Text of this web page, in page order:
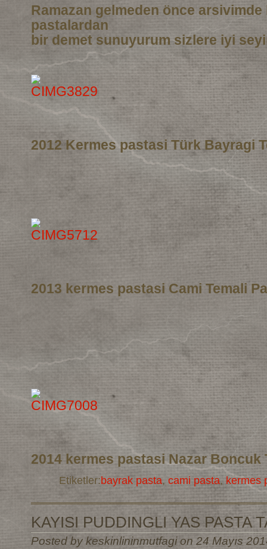
Ramazan gelmeden önce arsivimde
pastalardan
bir demet sunuyurum sizlere iyi
2012 Kermes pastasi Türk Bayragi
2013 kermes pastasi Cami Temali
2014 kermes pastasi Nazar Boncuk
Etiketler:bayrak pasta, cami pasta, kermes
KAYISI PUDDINGLI YAS PASTA
Posted by keskinlininmutfagi on 24 Mayıs